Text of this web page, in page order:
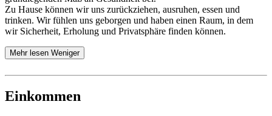
Zu Hause können wir uns zurückziehen, ausruhen, essen und
trinken. Wir fühlen uns geborgen und haben einen Raum, in dem
wir Sicherheit, Erholung und Privatsphäre finden können.
Mehr lesen Weniger
Einkommen